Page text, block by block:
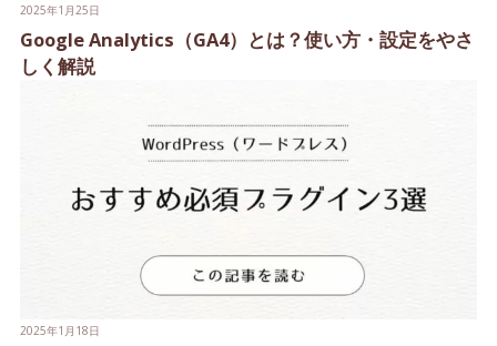
2025年1月25日
Google Analytics（GA4）とは？使い方・設定をやさ
しく解説
2025年1月18日